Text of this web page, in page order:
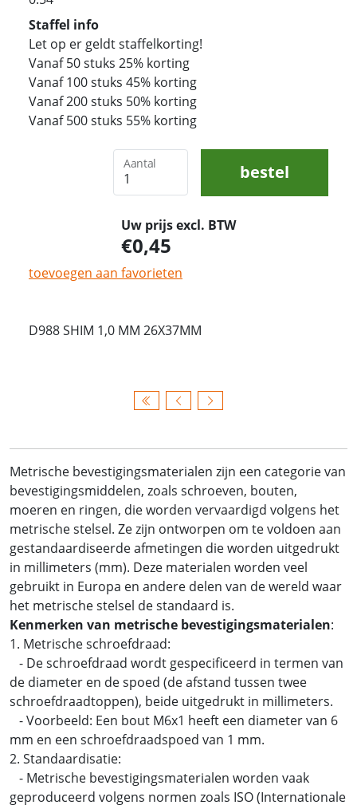
Staffel info
Let op er geldt staffelkorting!
Vanaf 50 stuks 25% korting
Vanaf 100 stuks 45% korting
Vanaf 200 stuks 50% korting
Vanaf 500 stuks 55% korting
Aantal bestel
Uw prijs excl. BTW
0,45
toevoegen aan favorieten
D988 SHIM 1,0 MM 26X37MM
Metrische bevestigingsmaterialen zijn een categorie van
bevestigingsmiddelen, zoals schroeven, bouten,
moeren en ringen, die worden vervaardigd volgens het
metrische stelsel. Ze zijn ontworpen om te voldoen aan
gestandaardiseerde afmetingen die worden uitgedrukt
in millimeters (mm). Deze materialen worden veel
gebruikt in Europa en andere delen van de wereld waar
het metrische stelsel de standaard is.
Kenmerken van metrische bevestigingsmaterialen:
1. Metrische schroefdraad:
- De schroefdraad wordt gespecificeerd in termen van
de diameter en de spoed (de afstand tussen twee
schroefdraadtoppen), beide uitgedrukt in millimeters.
- Voorbeeld: Een bout M6x1 heeft een diameter van 6
mm en een schroefdraadspoed van 1 mm.
2. Standaardisatie:
- Metrische bevestigingsmaterialen worden vaak
geproduceerd volgens normen zoals ISO (Internationale